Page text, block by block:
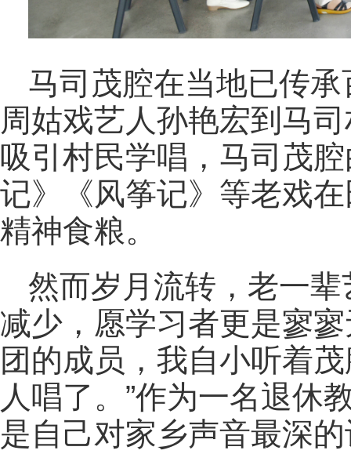
马司茂腔在当地已传
周姑戏艺人孙艳宏到马
吸引村民学唱，马司茂
记》《风筝记》等老戏
精神食粮。
然而岁月流转，老一
减少，愿学习者更是寥
团的成员，我自小听着
人唱了。 ”作为一名退休
是自己对家乡声音最深